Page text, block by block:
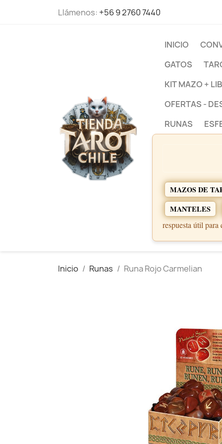
Llámenos: +56 9 2760 7440
INICIO
GATOS
KIT MAZO +
OFERTAS -
RUNAS
MAZOS DE
MANTELES
respuesta útil para
Inicio Runas Runa Rojo Carmelian